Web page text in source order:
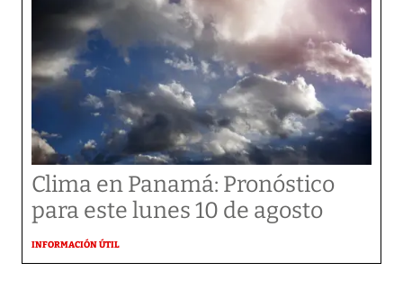
Clima en Panamá: Pronóstico
para este lunes 10 de agosto
INFORMACIÓN ÚTIL